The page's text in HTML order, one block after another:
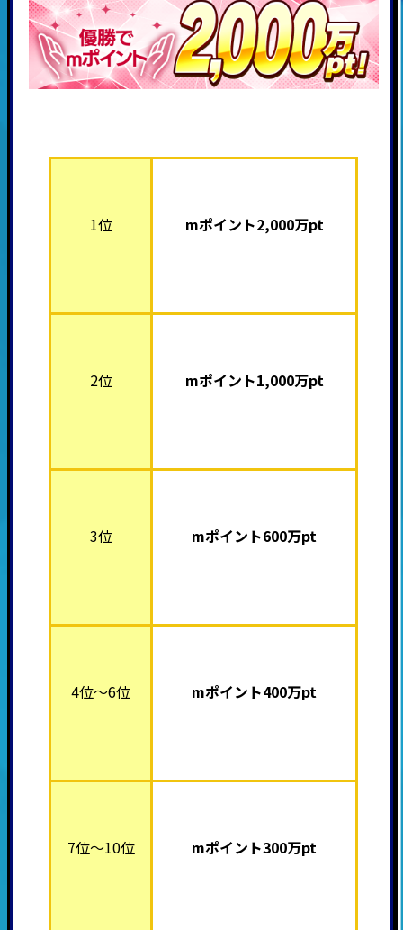
1位 mポイント2,000万pt
2位 mポイント1,000万pt
3位 mポイント600万pt
4位～6位 mポイント400万pt
7位～10位 mポイント300万pt